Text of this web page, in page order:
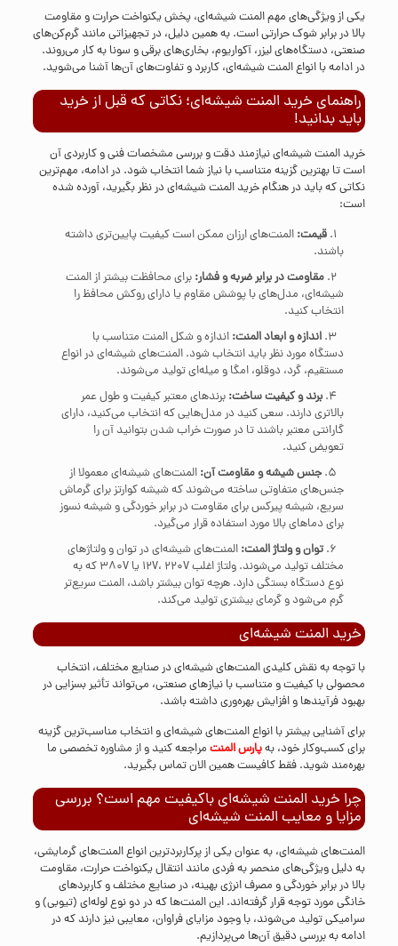
یکی از ویژگی‌های مهم المنت شیشه‌ای، پخش یکنواخت حرارت و مقاومت
بالا در برابر شوک حرارتی است. به همین دلیل، در تجهیزاتی مانند گرم‌کن‌های
صنعتی، دستگاه‌های لیزر، آکواریوم، بخاری‌های برقی و سونا به کار می‌روند.
در ادامه با انواع المنت شیشه‌ای، کاربرد و تفاوت‌های آن‌ها آشنا می‌شوید.
راهنمای خرید المنت شیشه‌ای؛ نکاتی که قبل از خرید
باید بدانید!
خرید المنت شیشه‌ای نیازمند دقت و بررسی مشخصات فنی و کاربردی آن
است تا بهترین گزینه متناسب با نیاز شما انتخاب شود. در ادامه، مهم‌ترین
نکاتی که باید در هنگام خرید المنت شیشه‌ای در نظر بگیرید، آورده شده
است:
قیمت: المنت‌های ارزان ممکن است کیفیت پایین‌تری داشته
باشند.
مقاومت در برابر ضربه و فشار: برای محافظت بیشتر از المنت
شیشه‌ای، مدل‌های با پوشش مقاوم یا دارای روکش محافظ را
انتخاب کنید.
اندازه و ابعاد المنت: اندازه و شکل المنت متناسب با
دستگاه مورد نظر باید انتخاب شود. المنت‌های شیشه‌ای در انواع
مستقیم، گرد، دوقلو، امگا و میله‌ای تولید می‌شوند.
برند و کیفیت ساخت: برندهای معتبر کیفیت و طول عمر
بالاتری دارند. سعی کنید در مدل‌هایی که انتخاب می‌کنید، دارای
گارانتی معتبر باشند تا در صورت خراب شدن بتوانید آن را
تعویض کنید.
جنس شیشه و مقاومت آن: المنت‌های شیشه‌ای معمولا از
جنس‌های متفاوتی ساخته می‌شوند که شیشه کوارتز برای گرماش
سریع، شیشه پیرکس برای مقاومت در برابر خوردگی و شیشه نسوز
برای دماهای بالا مورد استفاده قرار می‌گیرد.
توان و ولتاژ المنت: المنت‌های شیشه‌ای در توان و ولتاژهای
مختلف تولید می‌شوند. ولتاژ اغلب 12V، 220V یا 380V که به
نوع دستگاه بستگی دارد. هرچه توان بیشتر باشد، المنت سریع‌تر
گرم می‌شود و گرمای بیشتری تولید می‌کند.
خرید المنت شیشه‌ای
با توجه به نقش کلیدی المنت‌های شیشه‌ای در صنایع مختلف، انتخاب
محصولی با کیفیت و متناسب با نیازهای صنعتی، می‌تواند تأثیر بسزایی در
بهبود فرآیندها و افزایش بهره‌وری داشته باشد.
برای آشنایی بیشتر با انواع المنت‌های شیشه‌ای و انتخاب مناسب‌ترین گزینه
برای کسب‌وکار خود، بهپارس المنتمراجعه کنید و از مشاوره تخصصی ما
بهره‌مند شوید. فقط کافیست همین الانتماسبگیرید.
چرا خرید المنت شیشه‌ای باکیفیت مهم است؟ بررسی
مزایا و معایب المنت شیشه‌ای
المنت‌های شیشه‌ای، به عنوان یکی از پرکاربردترین انواع المنت‌های گرمایشی،
به دلیل ویژگی‌های منحصر به فردی مانند انتقال یکنواخت حرارت، مقاومت
بالا در برابر خوردگی و مصرف انرژی بهینه، در صنایع مختلف و کاربردهای
خانگی مورد توجه قرار گرفته‌اند. این المنت‌ها که در دو نوع لوله‌ای (تیوبی) و
سرامیکی تولید می‌شوند، با وجود مزایای فراوان، معایبی نیز دارند که در
ادامه به بررسی دقیق آن‌ها می‌پردازیم.